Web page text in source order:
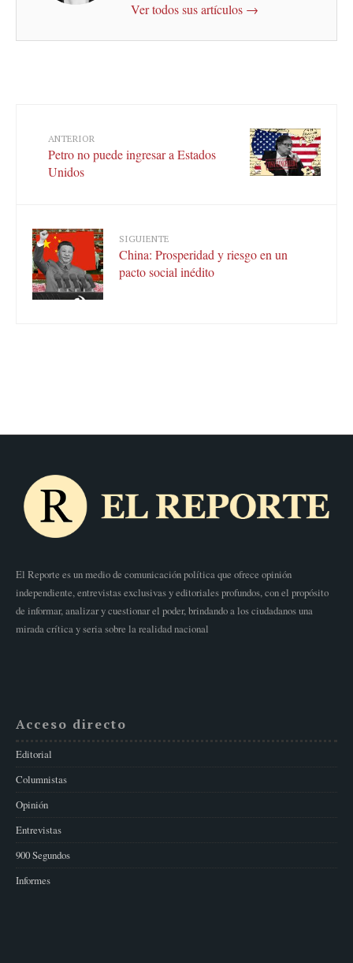
Ver todos sus artículos →
ANTERIOR
Petro no puede ingresar a Estados
Unidos
SIGUIENTE
China: Prosperidad y riesgo en un
pacto social inédito
El Reporte es un medio de comunicación política que ofrece opinión
independiente, entrevistas exclusivas y editoriales profundos, con el propósito
de informar, analizar y cuestionar el poder, brindando a los ciudadanos una
mirada crítica y seria sobre la realidad nacional
Acceso directo
Editorial
Columnistas
Opinión
Entrevistas
900 Segundos
Informes